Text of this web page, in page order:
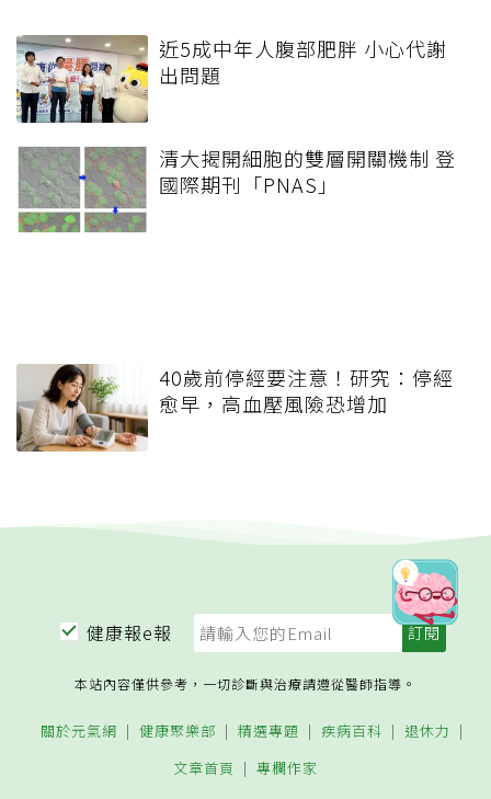
近5成中年人腹部肥胖 小心代謝
出問題
清大揭開細胞的雙層開關機制 登
國際期刊「PNAS」
40歲前停經要注意！研究：停經
愈早，高血壓風險恐增加
健康報e報
本站內容僅供參考，一切診斷與治療請遵從醫師指導。
關於元氣網 健康聚樂部 精選專題 疾病百科
退休力
文章首頁
專欄作家